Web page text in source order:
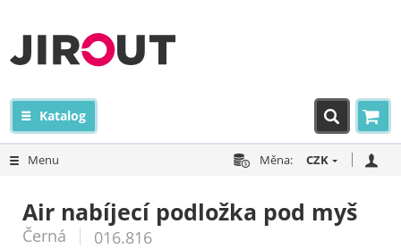
Katalog
Menu Měna: CZK
Air nabíjecí podložka pod myš
Černá 016.816